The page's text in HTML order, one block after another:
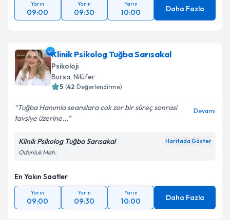
Yarın
09:00
Yarın
09:30
Yarın
10:00 Daha Fazla
Klinik Psikolog Tuğba Sarısakal
Psikoloji
Bursa, Nilüfer
5 (42 Değerlendirme)
Tuğba Hanımla seanslara cok zor bir süreç sonrasi
tavsiye üzerine...
Devamı
Klinik Psikolog Tuğba Sarısakal Haritada Göster
Odunluk Mah.
En Yakın Saatler
Yarın
09:00
Yarın
09:30
Yarın
10:00 Daha Fazla